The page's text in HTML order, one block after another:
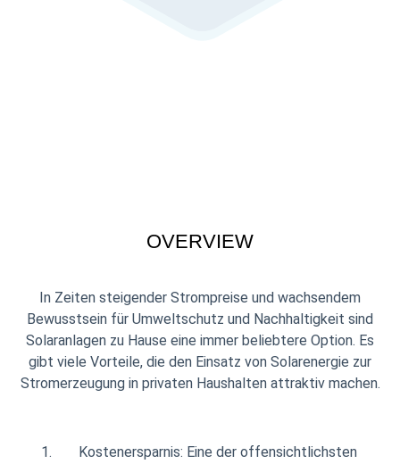
OVERVIEW
In Zeiten steigender Strompreise und wachsendem
Bewusstsein für Umweltschutz und Nachhaltigkeit sind
Solaranlagen zu Hause eine immer beliebtere Option. Es
gibt viele Vorteile, die den Einsatz von Solarenergie zur
Stromerzeugung in privaten Haushalten attraktiv machen.
Kostenersparnis: Eine der offensichtlichsten